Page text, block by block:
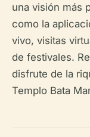
una visión más
como la
vivo, visitas
de festivales.
disfrute de la
Templo Bata